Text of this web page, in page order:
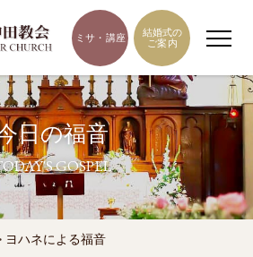
ミサ・講座
結婚式の
ご案内
日の福音
GOSPEL
ヨハネによる福音